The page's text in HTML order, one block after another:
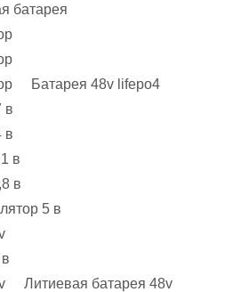
батарея
Батарея 48v lifepo4
в
в
в
в
5 в
Литиевая батарея 48v